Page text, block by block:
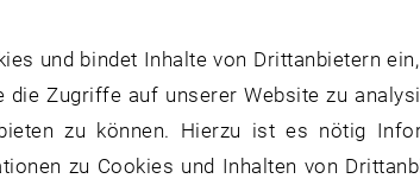
Coffee Hour:
November 2026
10
NOV. 26
und bindet Inhalte von Drittanbietern
Zugriffe auf unserer Website zu
zu können. Hierzu ist es nötig
zu Cookies und Inhalten von